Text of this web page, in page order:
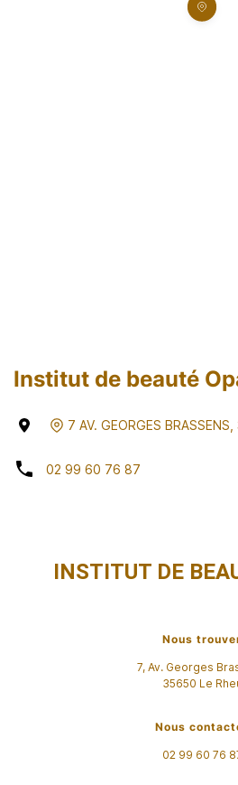
Institut de beauté
7 AV. GEORGES BRASSENS
02 99 60 76 87
INSTITUT DE
Nous
7, Av. Georges
35650 Le
Nous
02 99 60 76